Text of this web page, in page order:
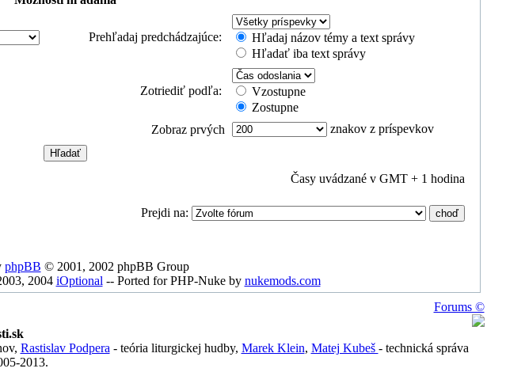
Prehľadaj predchádzajúce:
Hľadaj názov témy a text správy
Hľadať iba text správy
Zotriediť podľa:
Vzostupne
Zostupne
Zobraz prvých znakov z príspevkov
Časy uvádzané v GMT + 1 hodina
Prejdi na:
phpBB © 2001, 2002 phpBB Group
2004 iOptional -- Ported for PHP-Nuke by nukemods.com
Forums ©
Rastislav Podpera - teória liturgickej hudby, Marek Klein, Matej Kubeš - technická správa
2013.